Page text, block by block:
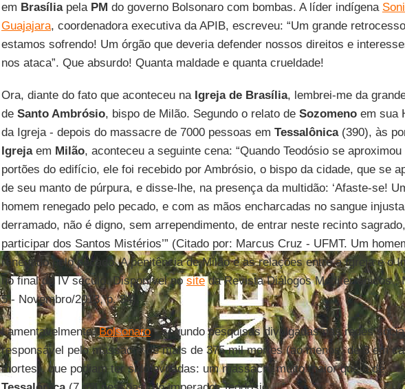
em Brasíliapela PM do governo Bolsonaro com bombas. A líder indígena
Guajajara, coordenadora executiva da APIB, escreveu: “Um grande
estamos sofrendo! Um órgão que deveria defender nossos direitos e
nos ataca”. Que absurdo! Quanta maldade e quanta crueldade!
Ora, diante do fato que aconteceu na Igreja de Brasília, lembrei-me da
de Santo Ambrósio, bispo de Milão. Segundo o relato de Sozomenoem sua
da Igreja - depois do massacre de 7000 pessoas em Tessalônica(390), às
Igrejaem Milão, aconteceu a seguinte cena: “Quando Teodósio se aproximou
portões do edifício, ele foi recebido por Ambrósio, o bispo da cidade, que se
de seu manto de púrpura, e disse-lhe, na presença da multidão: ‘Afaste-se!
homem renegado pelo pecado, e com as mãos encharcadas no sangue
derramado, não é digno, sem arrependimento, de entrar neste recinto
participar dos Santos Mistérios’” (Citado por: Marcus Cruz - UFMT. Um
renegado pelo pecado. A penitência de Milão e as relações entre a Igreja e o
no final do IV século. Disponível nositeda Revista Diálogos Mediterrânicos ,
5 - Novembro/2013, p. 34).
Lamentavelmente,Bolsonaro- segundo pesquisas divulgadas nas redes
responsável pelo massacre de mais de 375 mil mortes (ao menos, de 3 em
mortes), que podiam ter sido evitadas: um massacre muito maior que o de